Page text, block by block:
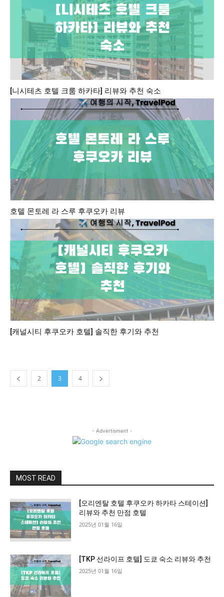
[니시테츠 호텔 크룸 하카타] 리뷰와 추천 숙소
호텔 몬토레 라 스루 후쿠오카 리뷰
[캐널시티 후쿠오카 호텔] 솔직한 후기와 추천
2 3 4
- Advertisment -
MOST READ
[오리엔탈 호텔 후쿠오카 하카타 스테이션]
리뷰와 추천 만점 호텔
2025년 01월 16일
[TKP 선라이프 호텔] 도쿄 숙소 리뷰와 추천
2025년 01월 16일